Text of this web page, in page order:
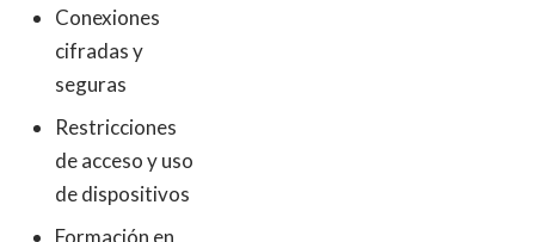
Conexiones
cifradas y
seguras
Restricciones
de acceso y uso
de dispositivos
Formación en